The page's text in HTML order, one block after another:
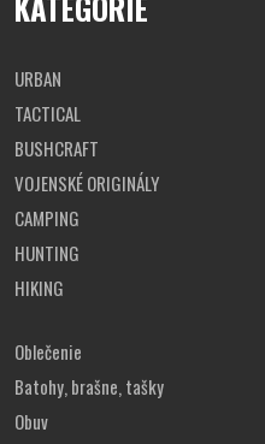
URBAN
TACTICAL
BUSHCRAFT
VOJENSKÉ ORIGINÁLY
CAMPING
HUNTING
HIKING
Oblečenie
Batohy, brašne, tašky
Obuv